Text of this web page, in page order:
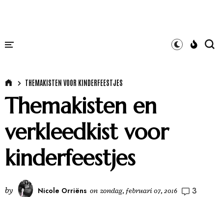
THEMAKISTEN VOOR KINDERFEESTJES
Themakisten en
verkleedkist voor
kinderfeestjes
by Nicole Orriëns on zondag, februari 07, 2016 3